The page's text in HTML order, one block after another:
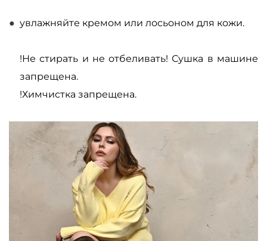
увлажняйте кремом или лосьоном для кожи.
!Не стирать и не отбеливать! Сушка в машине
запрещена.
!Химчистка запрещена.